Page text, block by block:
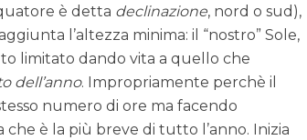
è detta declinazione, nord o sud),
l’altezza minima: il “nostro” Sole,
limitato dando vita a quello che
dell’anno. Impropriamente perchè il
numero di ore ma facendo
è la più breve di tutto l’anno. Inizia